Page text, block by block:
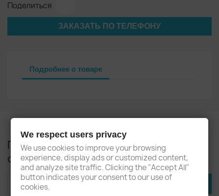
Поделиться
ЗАКАЗАТЬ ПО ТЕЛЕФОНУ
Подробнее о товаре
Получите наши последние новости и
специальные предложения
We respect users privacy
We use cookies to improve your browsing
experience, display ads or customized content,
and analyze site traffic. Clicking the "Accept All"
button indicates your consent to our use of
cookies.